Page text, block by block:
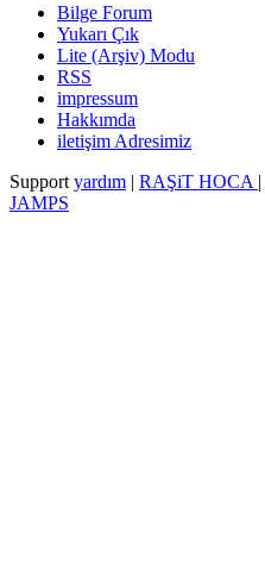
Bilge Forum
Yukarı Çık
Lite (Arşiv) Modu
RSS
impressum
Hakkımda
iletişim Adresimiz
Support yardım | RAŞiT HOCA |
JAMPS